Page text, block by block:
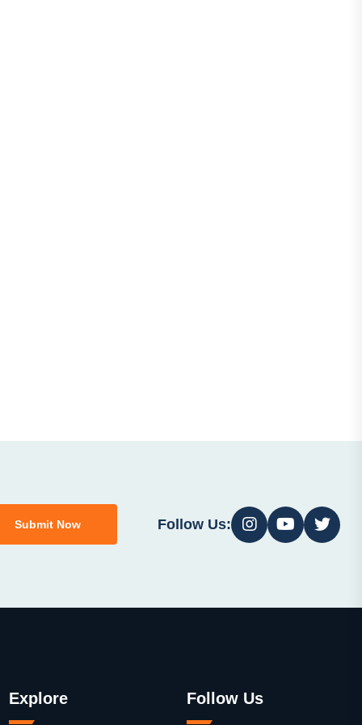
Submit Now Follow Us:
Explore Follow Us